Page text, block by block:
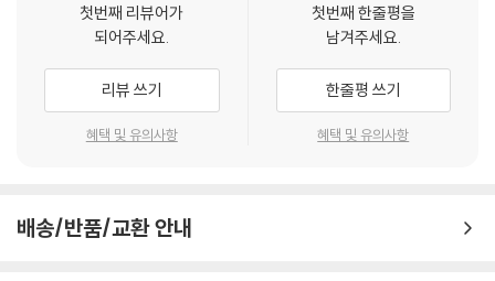
가 코로나19 이후에는 더욱 중요해질 수밖에 없다.
2, 창의성(creativity)의 중시를 넘어서 창의주성(creotaxis)을 지향
수많은 광고들이 넘치는 상황에서 소비자들이 좋아하고 마음이 끌리는 지
첫번째 리뷰어가
되어주세요.
리뷰 쓰기
혜택 및 유의사항
첫번째 한줄평을
남겨주세요.
한줄평 쓰기
혜택 및 유의사항
배송/반품/교환 안내